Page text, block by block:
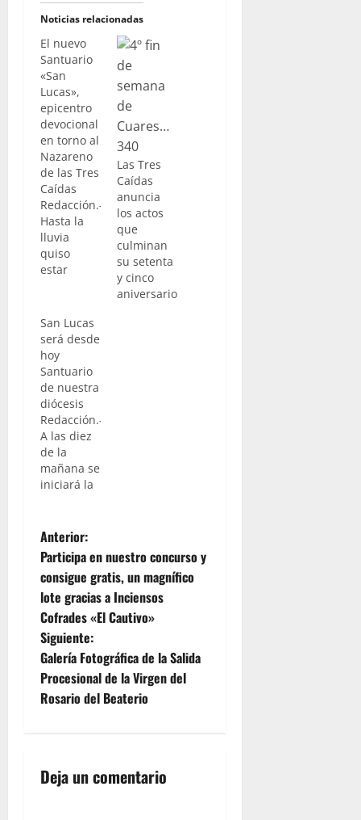
Noticias relacionadas
El nuevo
Santuario
«San
Lucas»,
epicentro
devocional
en torno al
Nazareno
de las Tres
Caídas
Redacción.-
Hasta la
lluvia
quiso
estar
Solemne
Pontifical,
que ponía
el broche
de oro a la
celebración
que la
Hermandad
de las Tres
Caídas ha
venido
del
setenta y
cinco
aniversario
de la
reorganización
de la
corporación
con sede
en el ya
Santuario
"San…
Las Tres
Caídas
anuncia
los actos
que
culminan
su setenta
y cinco
aniversario
San Lucas
será desde
hoy
Santuario
de nuestra
diócesis
Redacción.-
A las diez
de la
mañana se
iniciará la
que
finalmente
y por las
condiciones
meteorológicas
que desde
ayer se
estimaban,
se
celebrará
en el
templo
que hoy
N
a
v
e
g
a
i
Anterior:
Participa en nuestro concurso y
consigue gratis, un magnífico
lote gracias a Inciensos
Cofrades «El Cautivo»
Siguiente:
Galería Fotográfica de la Salida
Procesional de la Virgen del
Rosario del Beaterio
Deja un comentario